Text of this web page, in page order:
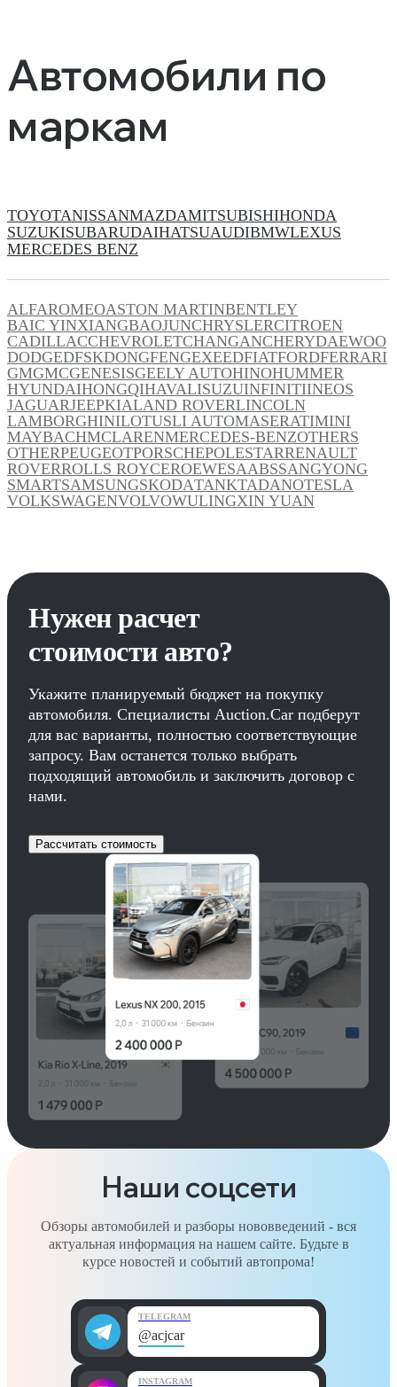
Автомобили по
маркам
TOYOTANISSANMAZDAMITSUBISHIHONDA
SUZUKISUBARUDAIHATSUAUDIBMWLEXUS
MERCEDES BENZ
ALFAROMEOASTON MARTINBENTLEY
BAIC YINXIANGBAOJUNCHRYSLERCITROEN
CADILLACCHEVROLETCHANGANCHERYDAEWOO
DODGEDFSKDONGFENGEXEEDFIATFORDFERRARI
GMGMCGENESISGEELY AUTOHINOHUMMER
HYUNDAIHONGQIHAVALISUZUINFINITIINEOS
JAGUARJEEPKIALAND ROVERLINCOLN
LAMBORGHINILOTUSLI AUTOMASERATIMINI
MAYBACHMCLARENMERCEDES-BENZOTHERS
OTHERPEUGEOTPORSCHEPOLESTARRENAULT
ROVERROLLS ROYCEROEWESAABSSANGYONG
SMARTSAMSUNGSKODATANKTADANOTESLA
VOLKSWAGENVOLVOWULINGXIN YUAN
Нужен расчет
стоимости авто?
Укажите планируемый бюджет на покупку
автомобиля. Специалисты Auction.Car подберут
для вас варианты, полностью соответствующие
запросу. Вам останется только выбрать
подходящий автомобиль и заключить договор с
нами.
Рассчитать стоимость
Наши соцсети
Обзоры автомобилей и разборы нововведений - вся
актуальная информация на нашем сайте. Будьте в
курсе новостей и событий автопрома!
TELEGRAM
@acjcar
INSTAGRAM